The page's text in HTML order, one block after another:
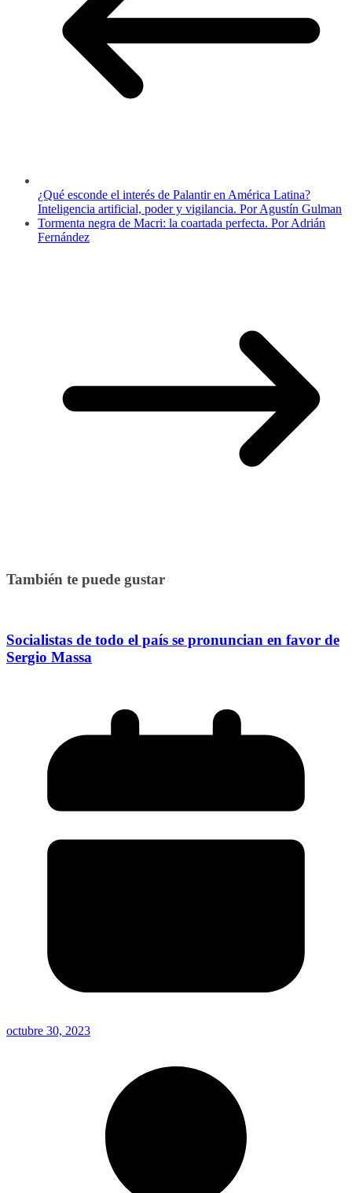
¿Qué esconde el interés de Palantir en América Latina?
Inteligencia artificial, poder y vigilancia. Por Agustín Gulman
Tormenta negra de Macri: la coartada perfecta. Por Adrián
Fernández
También te puede gustar
Socialistas de todo el país se pronuncian en favor de
Sergio Massa
octubre 30, 2023